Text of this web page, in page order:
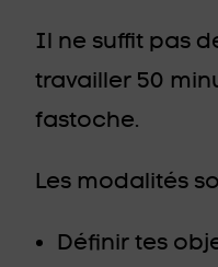
Il ne suffit pas
travailler 50
fastoche.
Les modalités
Définir tes